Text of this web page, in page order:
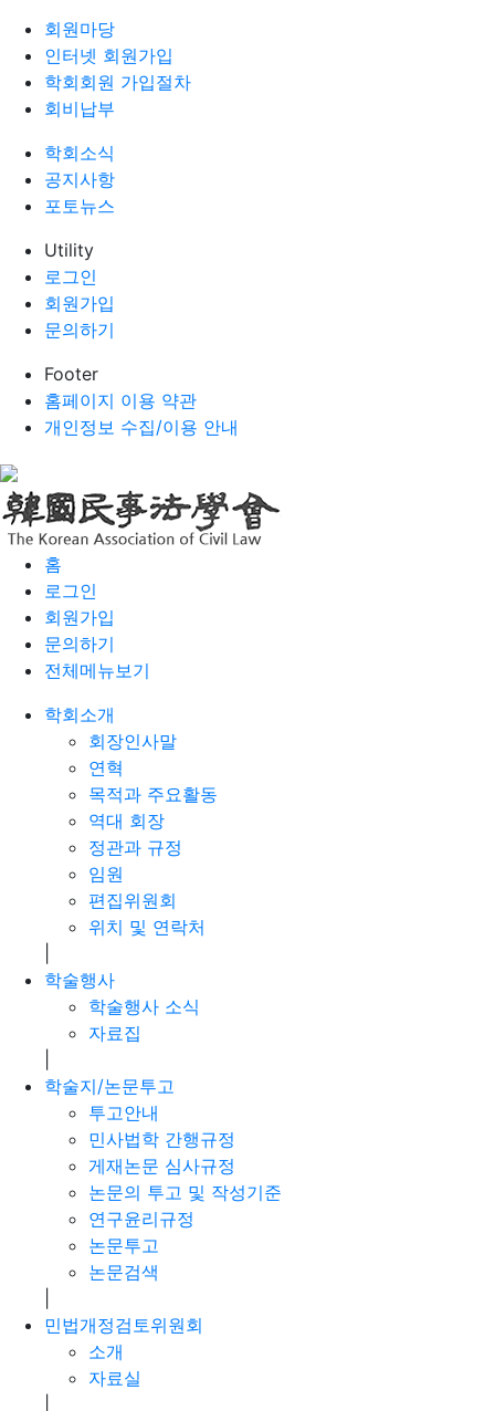
회원마당
인터넷 회원가입
학회회원 가입절차
회비납부
학회소식
공지사항
포토뉴스
Utility
로그인
회원가입
문의하기
Footer
홈페이지 이용 약관
개인정보 수집/이용 안내
홈
로그인
회원가입
문의하기
전체메뉴보기
학회소개
회장인사말
연혁
목적과 주요활동
역대 회장
정관과 규정
임원
편집위원회
위치 및 연락처
학술행사
학술행사 소식
자료집
학술지/논문투고
투고안내
민사법학 간행규정
게재논문 심사규정
논문의 투고 및 작성기준
연구윤리규정
논문투고
논문검색
민법개정검토위원회
소개
자료실